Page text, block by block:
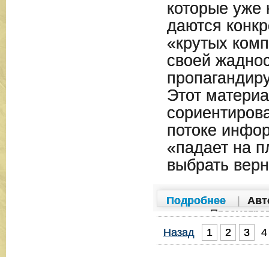
которые уже
даются
«крутых
своей
Этот
потоке
«падает на
выбрать
Подробнее
Назад
1 2 3 4